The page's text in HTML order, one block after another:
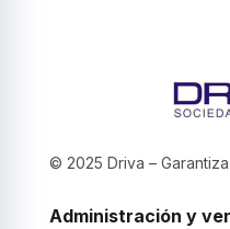
© 2025 Driva –
Administración y